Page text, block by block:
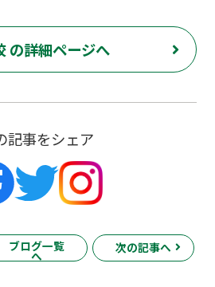
の詳細ページへ
記事をシェア
ブログ一覧
へ
次の記事へ